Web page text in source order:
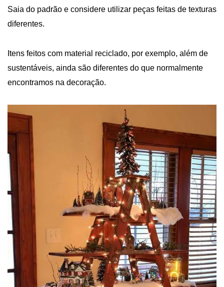
Saia do padrão e considere utilizar peças feitas de texturas
diferentes.
Itens feitos com material reciclado, por exemplo, além de
sustentáveis, ainda são diferentes do que normalmente
encontramos na decoração.